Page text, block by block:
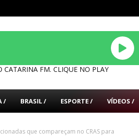
CATARINA FM. CLIQUE NO PLAY
/ BRASIL / ESPORTE / VÍDEOS /
que compareçam no CRAS para